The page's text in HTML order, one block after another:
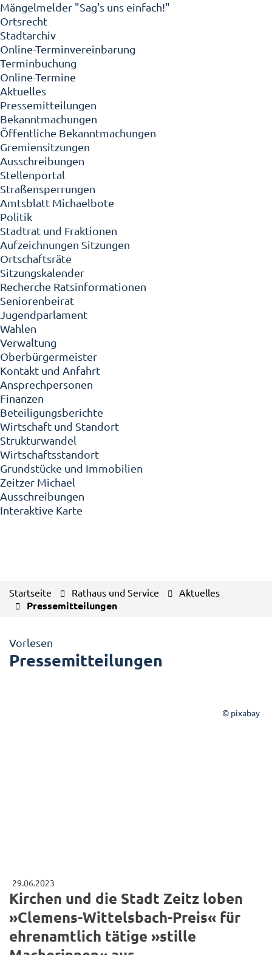
Mängelmelder "Sag's uns einfach!"
Ortsrecht
Stadtarchiv
Online-Terminvereinbarung
Terminbuchung
Online-Termine
Aktuelles
Pressemitteilungen
Bekanntmachungen
Öffentliche Bekanntmachungen
Gremiensitzungen
Ausschreibungen
Stellenportal
Straßensperrungen
Amtsblatt Michaelbote
Politik
Stadtrat und Fraktionen
Aufzeichnungen Sitzungen
Ortschaftsräte
Sitzungskalender
Recherche Ratsinformationen
Seniorenbeirat
Jugendparlament
Wahlen
Verwaltung
Oberbürgermeister
Kontakt und Anfahrt
Ansprechpersonen
Finanzen
Beteiligungsberichte
Wirtschaft und Standort
Strukturwandel
Wirtschaftsstandort
Grundstücke und Immobilien
Zeitzer Michael
Ausschreibungen
Interaktive Karte
Startseite Rathaus und Service Aktuelles
Pressemitteilungen
Vorlesen
Pressemitteilungen
© pixabay
29.06.2023
Kirchen und die Stadt Zeitz loben
»Clemens-Wittelsbach-Preis« für
ehrenamtlich tätige »stille